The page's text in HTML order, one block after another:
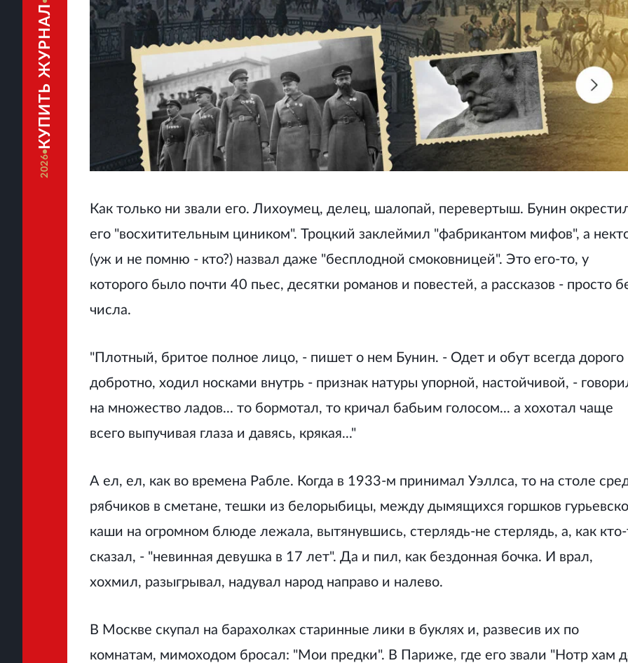
2026
КУПИТЬ ЖУРНАЛ
Как только ни звали его. Лихоумец, делец, шалопай, перевертыш. Бунин
его "восхитительным циником". Троцкий заклеймил "фабрикантом мифов", а
(уж и не помню - кто?) назвал даже "бесплодной смоковницей". Это его-то, у
которого было почти 40 пьес, десятки романов и повестей, а рассказов - просто
числа.
"Плотный, бритое полное лицо, - пишет о нем Бунин. - Одет и обут всегда дорого
добротно, ходил носками внутрь - признак натуры упорной, настойчивой, -
на множество ладов... то бормотал, то кричал бабьим голосом... а хохотал чаще
всего выпучивая глаза и давясь, крякая..."
А ел, ел, как во времена Рабле. Когда в 1933-м принимал Уэллса, то на столе
рябчиков в сметане, тешки из белорыбицы, между дымящихся горшков
каши на огромном блюде лежала, вытянувшись, стерлядь-не стерлядь, а, как
сказал, - "невинная девушка в 17 лет". Да и пил, как бездонная бочка. И врал,
хохмил, разыгрывал, надувал народ направо и налево.
В Москве скупал на барахолках старинные лики в буклях и, развесив их по
комнатам, мимоходом бросал: "Мои предки". В Париже, где его звали "Нотр хам